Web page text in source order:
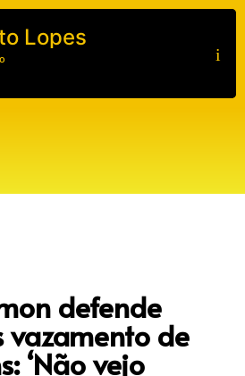
Lopes
defende
vazamento de
‘Não vejo